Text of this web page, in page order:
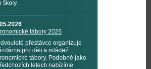
školy.
tábory 2026
dvouleté přestávce organizuje
pro děti a mládež
tábory. Podobně jako
letech nabízíme